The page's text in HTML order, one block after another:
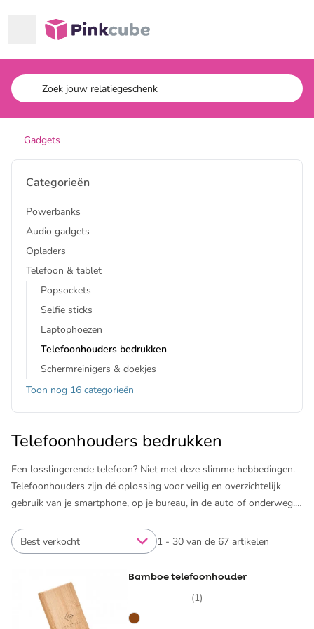
Pinkcube
Gadgets
Categorieën
Powerbanks
Audio gadgets
Opladers
Telefoon & tablet
Popsockets
Selfie sticks
Laptophoezen
Telefoonhouders bedrukken
Schermreinigers & doekjes
Toon nog 16 categorieën
Telefoonhouders bedrukken
Een losslingerende telefoon? Niet met deze slimme hebbedingen.
Telefoonhouders zijn dé oplossing voor veilig en overzichtelijk
gebruik van je smartphone, op je bureau, in de auto of onderweg.
ringhouders: het zijn stuk voor stuk handige gadgets die dagelijks
van pas komen. En dat maakt ze perfect als relatiegeschenk of
Bij Pinkcube laat je moeiteloos telefoonhouders bedrukken in jouw
huisstijl. Of je nu kiest voor plastic, rubber, RVS of PET-materiaal:
1 - 30 van de 67 artikelen
Best verkocht
Bamboe telefoonhouder
(1)